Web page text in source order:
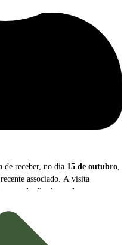
de receber, no dia 15 de outubro,
associado. A visita
as
soluções inovadoras
Executivo da Hubel Verde, e